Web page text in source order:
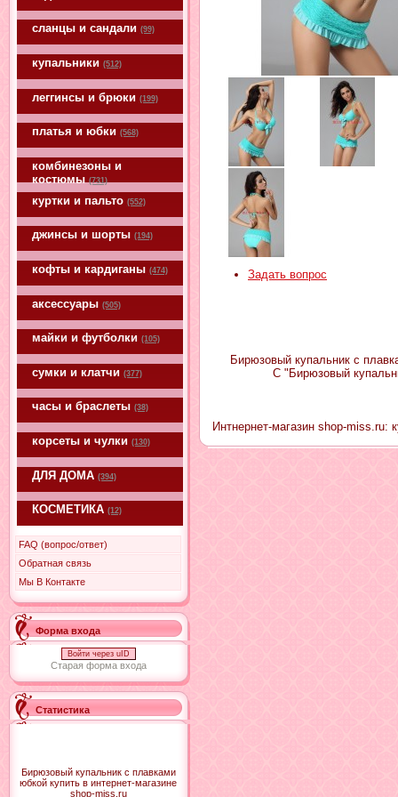
сланцы и сандали (99)
купальники (512)
леггинсы и брюки (199)
платья и юбки (568)
комбинезоны и
костюмы (731)
куртки и пальто (552)
джинсы и шорты (194)
кофты и кардиганы (474)
аксессуары (505)
майки и футболки (105)
сумки и клатчи (377)
часы и браслеты (38)
корсеты и чулки (130)
ДЛЯ ДОМА (394)
КОСМЕТИКА (12)
FAQ (вопрос/ответ)
Обратная связь
Мы В Контакте
Форма входа
Войти через uID
Старая форма входа
Статистика
Бирюзовый купальник с плавками
юбкой купить в интернет-магазине
shop-miss.ru
Задать вопрос
Бирюзовый купальник с
С "Бирюзовый
Интнернет-магазин shop-miss.ru: